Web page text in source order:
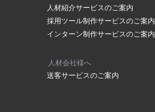
人材紹介サービスのご案内
採用ツール制作サービスのご案内
インターン制作サービスのご案内
人材会社様へ
送客サービスのご案内